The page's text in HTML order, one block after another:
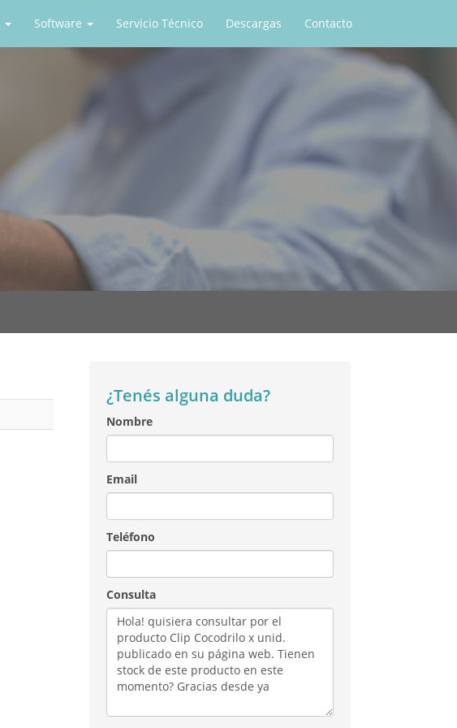
Software Servicio Técnico Descargas Contacto
¿Tenés alguna duda?
Nombre
Email
Teléfono
Consulta